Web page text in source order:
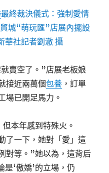
最終裁決儀式：強制愛情
城“萌玩匯”店展內擺設
華社記者劉澈 攝
賣空了。”店展老板娘
接近兩萬個包養 ，訂單
場已開足馬力。
本年感到特殊火。
了一下，她對「愛」這
對等。”她以為，這背后
‘傲嬌’的立場，仍